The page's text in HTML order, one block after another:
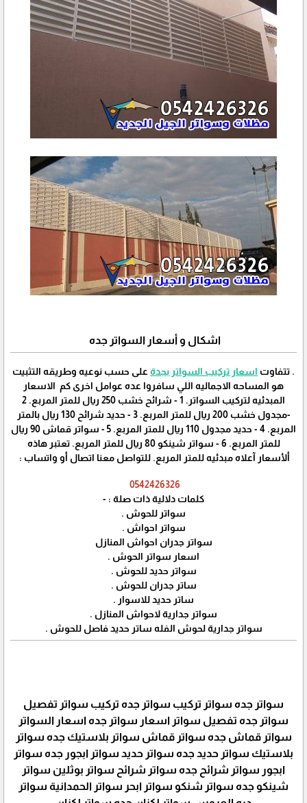
اشكال و أسعار السواتر جده
. تتفاوت اسعار تركيب السواتر بجدةعلى حسب نوعيه وطريقه التثبيت
هو المساحه الاجماليه اللي سافروا عده عوامل اخرى كم الاسعار
المبدئيه لتركيب السواتر. 1 - شرائح خشب 250 ريال للمتر المربع. 2
-مجدول خشب 200 ريال للمتر المربع. 3 - حديد شرائح 130 ريال بالمتر
المربع. 4 - حديد مجدول 110 ريال للمتر المربع. 5 - سواتر قماش 90 ريال
للمتر المربع. 6 - سواتر شينكو 80 ريال للمتر المربع. تعتبر هاذه
ألأسعار آعلاه مبدئيه للمتر المربع. للتواصل معنا اتصال أو واتساب :
0542426326
كلمات دلالية ذات صلة : -
سواتر للحوش .
سواتر احواش .
سواتر جدران احواش المنازل
اسعار سواتر الحوش .
سواتر حديد للحوش .
ساتر جدران للحوش .
ساتر حديد للاسوار .
سواتر جدارية لاحواش المنازل .
سواتر جدارية لحوش الفله ساتر حديد فاصل للحوش .
سواتر جده سواتر تركيب سواتر جده تركيب سواتر تفصيل
سواتر جده تفصيل سواتر اسعار سواتر جده اسعار السواتر
سواتر قماش جده سواتر قماش سواتر بلاستيك جده سواتر
بلاستيك سواتر حديد جده سواتر حديد سواتر ابجور جده سواتر
ابجور سواتر شرائح جده سواتر شرائح سواتر بوثلين سواتر
شينكو جده سواتر شنكو سواتر ابحر سواتر الحمدانية سواتر